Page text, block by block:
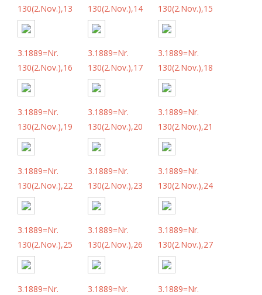
130(2.Nov.),13
130(2.Nov.),14
130(2.Nov.),15
3.1889=Nr.
130(2.Nov.),16
3.1889=Nr.
130(2.Nov.),17
3.1889=Nr.
130(2.Nov.),18
3.1889=Nr.
130(2.Nov.),19
3.1889=Nr.
130(2.Nov.),20
3.1889=Nr.
130(2.Nov.),21
3.1889=Nr.
130(2.Nov.),22
3.1889=Nr.
130(2.Nov.),23
3.1889=Nr.
130(2.Nov.),24
3.1889=Nr.
130(2.Nov.),25
3.1889=Nr.
130(2.Nov.),26
3.1889=Nr.
130(2.Nov.),27
3.1889=Nr.
3.1889=Nr.
3.1889=Nr.